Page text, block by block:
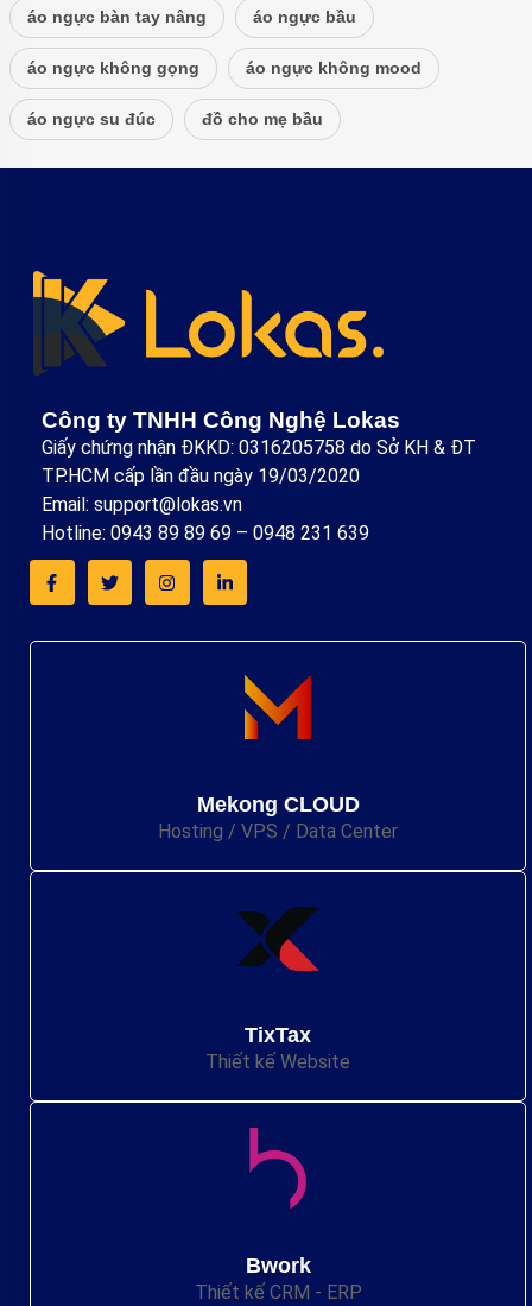
áo ngực bàn tay nâng áo ngực bầu
áo ngực không gọng áo ngực không mood
áo ngực su đúc đồ cho mẹ bầu
Công ty TNHH Công Nghệ Lokas
Giấy chứng nhận ĐKKD: 0316205758 do Sở KH & ĐT
TP.HCM cấp lần đầu ngày 19/03/2020
Email: support@lokas.vn
Hotline: 0943 89 89 69 – 0948 231 639
Mekong CLOUD
Hosting / VPS / Data Center
TixTax
Thiết kế Website
Bwork
Thiết kế CRM - ERP